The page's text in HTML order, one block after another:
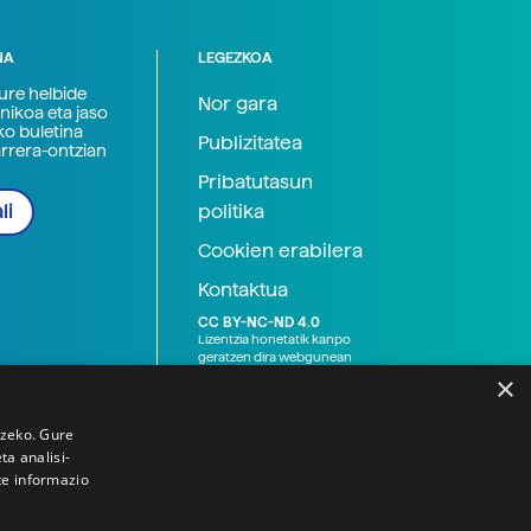
helbide
eta jaso
buletina
ontzian
LEGEZKOA
Nor gara
Publizitatea
Pribatutasun
politika
Cookien erabilera
Kontaktua
CC BY-NC-ND 4.0
Lizentzia honetatik kanpo
geratzen dira webgunean
×
Gure
analisi-
informazio